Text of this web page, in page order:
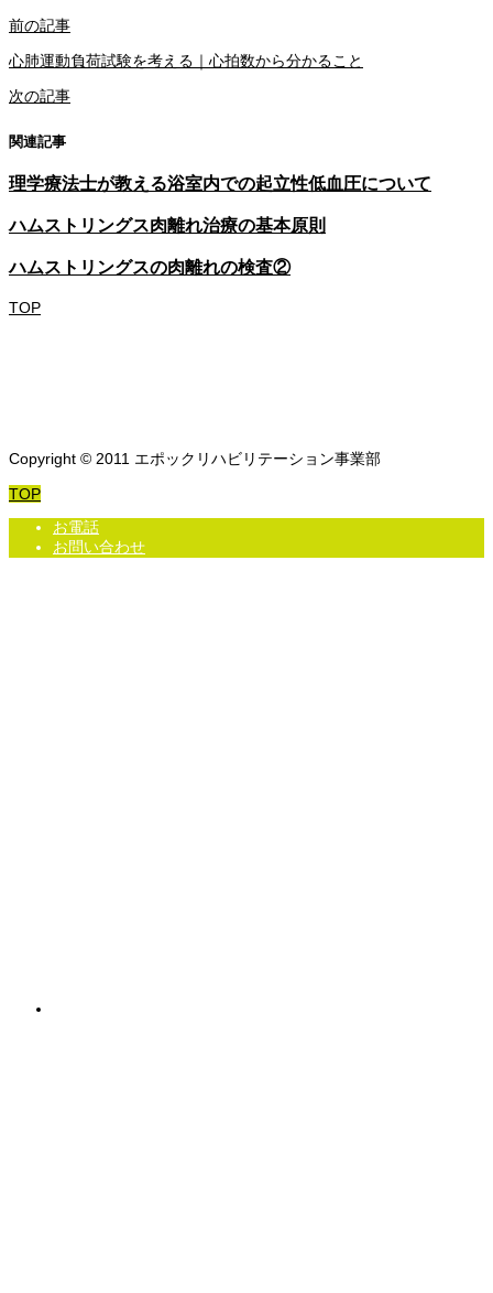
前の記事
心肺運動負荷試験を考える｜心拍数から分かること
次の記事
関連記事
理学療法士が教える浴室内での起立性低血圧について
ハムストリングス肉離れ治療の基本原則
ハムストリングスの肉離れの検査②
TOP
Copyright © 2011 エポックリハビリテーション事業部
TOP
お電話
お問い合わせ